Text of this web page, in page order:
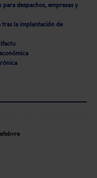
despachos, empresas y
la implantación de